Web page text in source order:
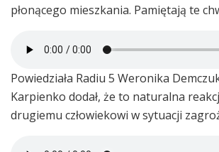
płonącego mieszkania. Pamiętają te
Powiedziała Radiu 5 Weronika
Karpienko dodał, że to naturalna
drugiemu człowiekowi w sytuacji